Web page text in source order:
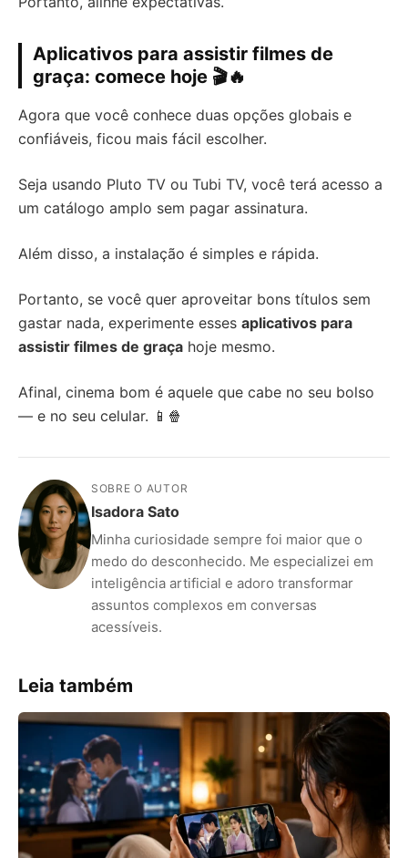
Aplicativos para assistir filmes de
graça: comece hoje 🎬🔥
Agora que você conhece duas opções globais e
confiáveis, ficou mais fácil escolher.
Seja usando Pluto TV ou Tubi TV, você terá acesso a
um catálogo amplo sem pagar assinatura.
Além disso, a instalação é simples e rápida.
Portanto, se você quer aproveitar bons títulos sem
gastar nada, experimente esses aplicativos para
assistir filmes de graça hoje mesmo.
Afinal, cinema bom é aquele que cabe no seu bolso
— e no seu celular. 📱🍿
SOBRE O AUTOR
Isadora Sato
Minha curiosidade sempre foi maior que o
medo do desconhecido. Me especializei em
inteligência artificial e adoro transformar
assuntos complexos em conversas
acessíveis.
Leia também